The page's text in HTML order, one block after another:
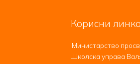
Корисни
Министарство
Школска управа